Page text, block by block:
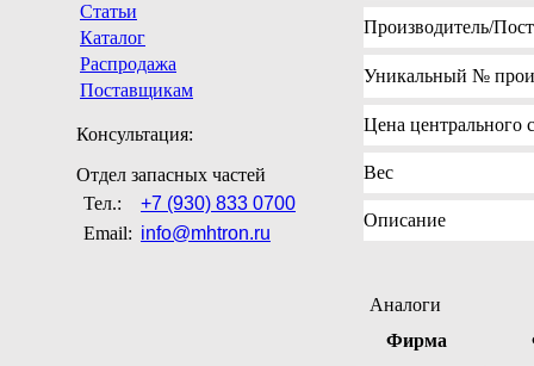
Статьи
Каталог
Распродажа
Поставщикам
Консультация:
Отдел запасных частей
Тел.:
+7 (930) 833 0700
Email: info@mhtron.ru
Производитель/
Уникальный №
Цена центрального
Вес
Описание
Аналоги
Фирма